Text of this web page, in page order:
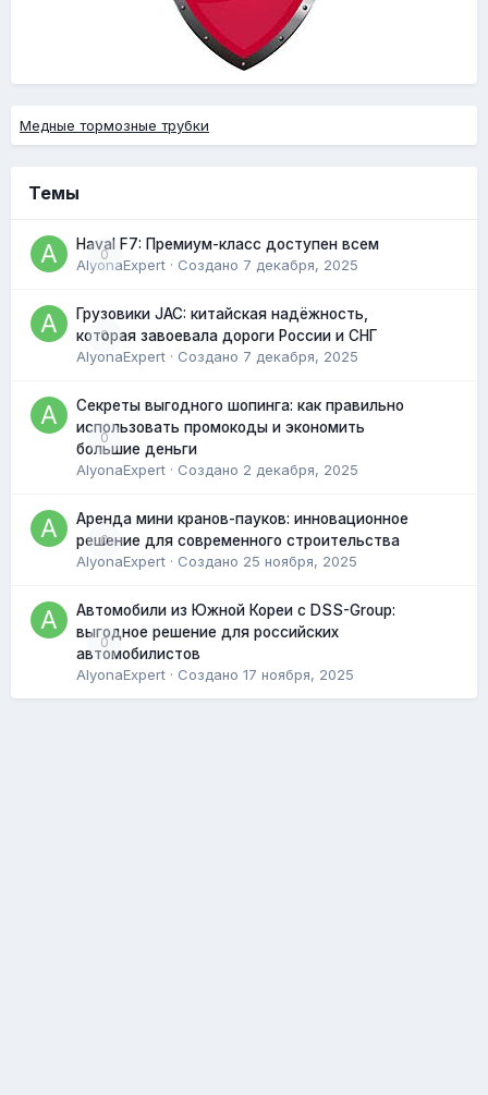
Медные тормозные трубки
Темы
0
Haval F7: Премиум-класс доступен всем
AlyonaExpert · Создано 7 декабря, 2025
0
Грузовики JAC: китайская надёжность,
которая завоевала дороги России и СНГ
AlyonaExpert · Создано 7 декабря, 2025
0
Секреты выгодного шопинга: как правильно
использовать промокоды и экономить
большие деньги
AlyonaExpert · Создано 2 декабря, 2025
0
Аренда мини кранов-пауков: инновационное
решение для современного строительства
AlyonaExpert · Создано 25 ноября, 2025
0
Автомобили из Южной Кореи с DSS-Group:
выгодное решение для российских
автомобилистов
AlyonaExpert · Создано 17 ноября, 2025